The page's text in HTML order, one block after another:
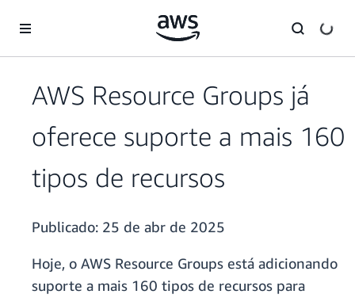
Pular para o conteúdo principal
AWS Resource Groups já
oferece suporte a mais 160
tipos de recursos
Publicado: 25 de abr de 2025
Hoje, o AWS Resource Groups está adicionando
suporte a mais 160 tipos de recursos para